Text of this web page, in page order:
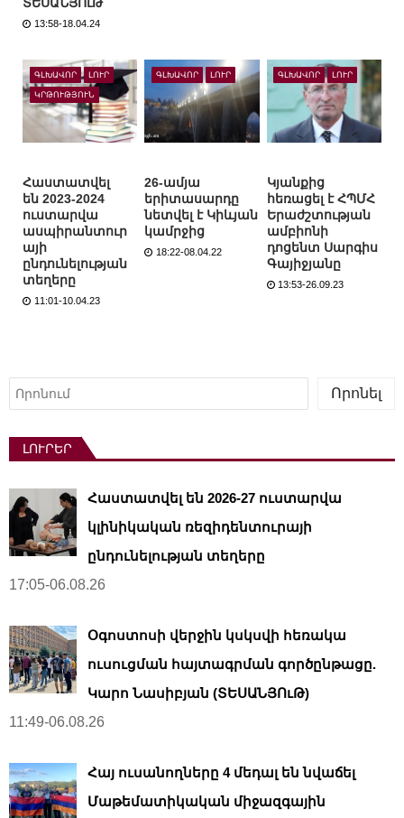
ՏԵՍԱՆՅՈւԹ
13:58-18.04.24
ԳԼԽԱՎՈՐ ԼՈՒՐ
ԿՐԹՈՒԹՅՈՒՆ
Հաստատվել
են 2023-2024
ուստարվա
ասպիրանտուր
այի
ընդունելության
տեղերը
11:01-10.04.23
ԳԼԽԱՎՈՐ ԼՈՒՐ
26-ամյա
երիտասարդը
նետվել է Կիևյան
կամրջից
18:22-08.04.22
ԳԼԽԱՎՈՐ ԼՈՒՐ
Կյանքից
հեռացել է ՀՊՄՀ
Երաժշտության
ամբիոնի
դոցենտ Սարգիս
Գայիջյանը
13:53-26.09.23
Որոնել
Որոնել
ԼՈՒՐԵՐ
Հաստատվել են 2026-27 ուստարվա
կլինիկական ռեզիդենտուրայի
ընդունելության տեղերը
17:05-06.08.26
Օգոստոսի վերջին կսկսվի հեռակա
ուսուցման հայտագրման գործընթացը.
Կարո Նասիբյան (ՏԵՍԱՆՅՈւԹ)
11:49-06.08.26
Հայ ուսանողները 4 մեդալ են նվաճել
Մաթեմատիկական միջազգային